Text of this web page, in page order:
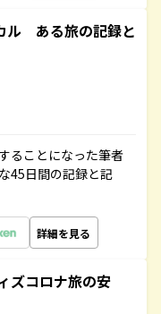
ル ある旅の記録と
ることになった筆者
45日間の記録と記
詳細を見る
ズコロナ旅の安